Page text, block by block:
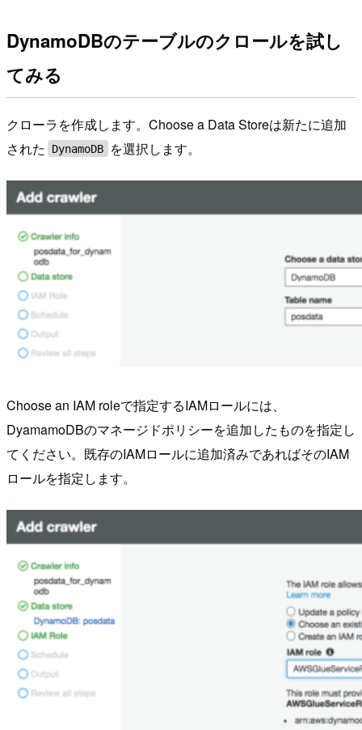
DynamoDBのテーブルのクロールを試し
てみる
クローラを作成します。Choose a Data Storeは新たに追加
された
DynamoDB を選択します。
Choose an IAM roleで指定するIAMロールには、
DyamamoDBのマネージドポリシーを追加したものを指定し
てください。既存のIAMロールに追加済みであればそのIAM
ロールを指定します。